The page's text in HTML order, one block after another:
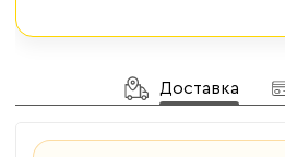
Доставка